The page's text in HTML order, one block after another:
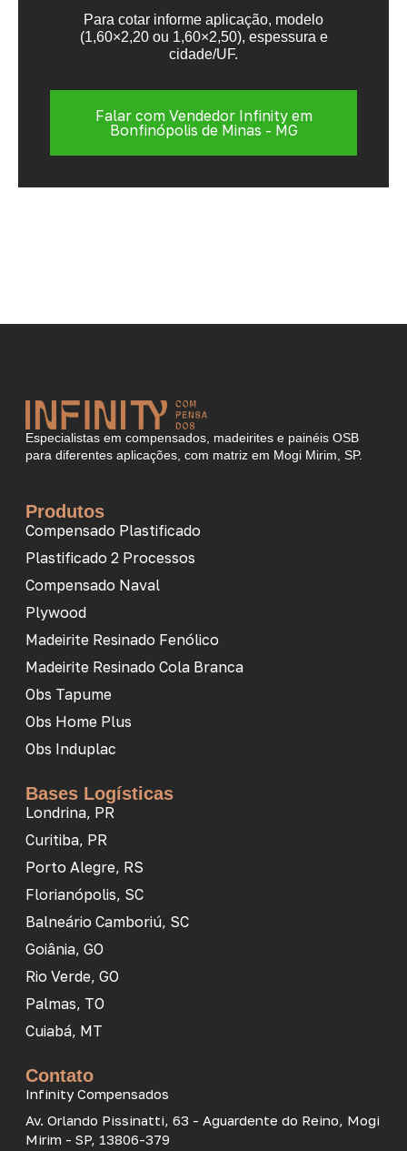
Para cotar informe aplicação, modelo
(1,60×2,20 ou 1,60×2,50), espessura e
cidade/UF.
Falar com Vendedor Infinity em
Bonfinópolis de Minas - MG
Especialistas em compensados, madeirites e painéis OSB
para diferentes aplicações, com matriz em Mogi Mirim, SP.
Produtos
Compensado Plastificado
Plastificado 2 Processos
Compensado Naval
Plywood
Madeirite Resinado Fenólico
Madeirite Resinado Cola Branca
Obs Tapume
Obs Home Plus
Obs Induplac
Bases Logísticas
Londrina, PR
Curitiba, PR
Porto Alegre, RS
Florianópolis, SC
Balneário Camboriú, SC
Goiânia, GO
Rio Verde, GO
Palmas, TO
Cuiabá, MT
Contato
Infinity Compensados
Av. Orlando Pissinatti, 63 - Aguardente do Reino, Mogi
Mirim - SP, 13806-379